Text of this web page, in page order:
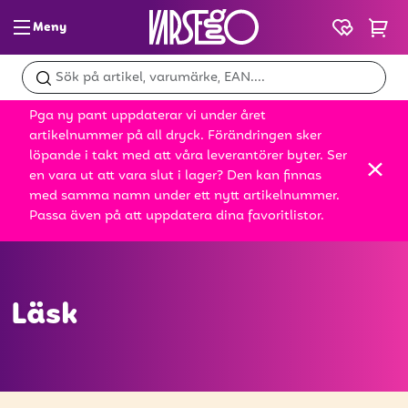
Meny
Glass & slush
Dryck
Snacks
Mat
Pga ny pant uppdaterar vi under året
artikelnummer på all dryck. Förändringen sker
löpande i takt med att våra leverantörer byter. Ser
en vara ut att vara slut i lager? Den kan finnas
med samma namn under ett nytt artikelnummer.
Passa även på att uppdatera dina favoritlistor.
Läsk